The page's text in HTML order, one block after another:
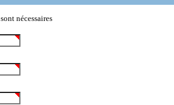
sont nécessaires